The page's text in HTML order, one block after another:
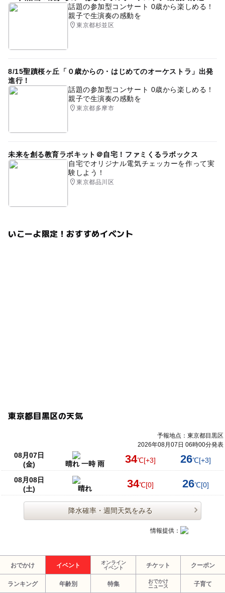
話題の参加型コンサート 0歳から楽しめる！
親子で生演奏の感動を
東京都杉並区
8/15聖蹟桜ヶ丘「０歳からの・はじめてのオーケストラ」出発
進行！
話題の参加型コンサート 0歳から楽しめる！
親子で生演奏の感動を
東京都多摩市
未来を創る教育ラボキット＠自宅！ファミくるラボックス
自宅でオリジナル電気チェッカーを作って実
験しよう！
東京都品川区
いこーよ限定！おすすめイベント
東京都目黒区の天気
予報地点：東京都目黒区
2026年08月07日 06時00分発表
08月07日
(金)
晴れ 一時 雨 34℃[+3] 26℃[+3]
08月08日
(土)
晴れ 34℃[0] 26℃[0]
降水確率・週間天気をみる
情報提供：
おでかけ イベント
オンライン
イベント
チケット クーポン
ランキング 年齢別 特集
おでかけ
ニュース
子育て